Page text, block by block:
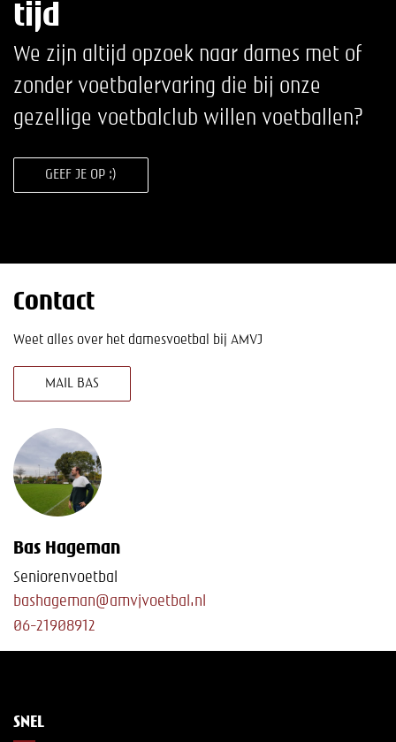
tijd
We zijn altijd opzoek naar dames met of
zonder voetbalervaring die bij onze
gezellige voetbalclub willen voetballen?
GEEF JE OP :)
Contact
Weet alles over het damesvoetbal bij AMVJ
MAIL BAS
Bas Hageman
Seniorenvoetbal
bashageman@amvjvoetbal.nl
06-21908912
SNEL